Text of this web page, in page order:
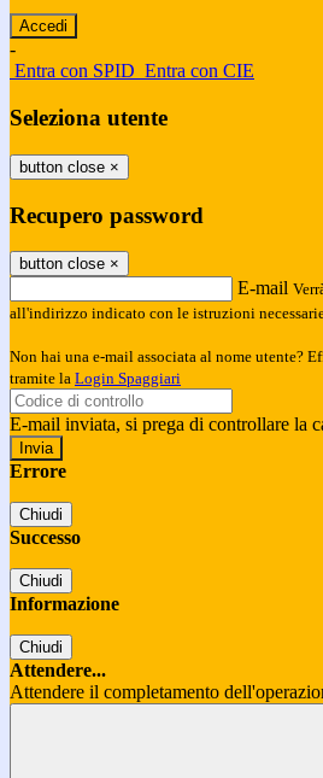
-
Entra con SPID Entra con CIE
Seleziona utente
button close ×
Recupero password
button close ×
E-mail
all'indirizzo indicato con le istruzioni
Non hai una e-mail associata al nome utente?
tramite la Login Spaggiari
E-mail inviata, si prega di controllare la
Errore
Chiudi
Successo
Chiudi
Informazione
Chiudi
Attendere...
Attendere il completamento